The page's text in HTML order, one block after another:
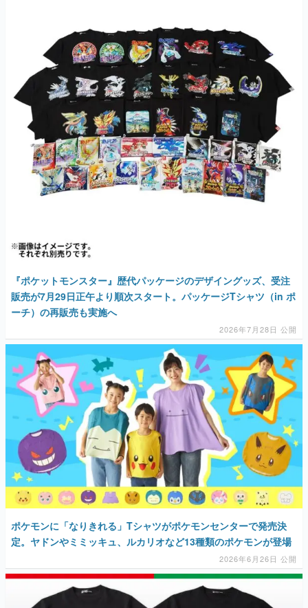
『うつヌケ』『ペンと箸』等で知られるマンガ家・田中圭
一先生によるゲーム業界レポートマンガです。
なんでゲームは面白い？
ゲーム開発者・hamatsu氏がゲームの魅力を画面や操作の
具体的な形から解き明かしていく、硬派で骨太な評論連載
です。
ゲームが変えた日本語
「経験値」「裏技」「ラスボス」… ゲームにまつわる言葉
の起源や用法の変遷を、コンピューター文化史研究家・タ
イニーP氏が徹底調査。
カテゴリ
マンガ
女性向け
アプリレビュー
その他
電ファミニコゲーマーとは？
運営：株式会社マレ
『ポケットモンスター』歴代パッケージのデザイングッズ、受注
販売が7月29日正午より順次スタート。パッケージTシャツ（in ポ
ーチ）の再販売も実施へ
2026年7月28日 公開
ポケモンに「なりきれる」Tシャツがポケモンセンターで発売決
定。ヤドンやミミッキュ、ルカリオなど13種類のポケモンが登場
2026年6月26日 公開